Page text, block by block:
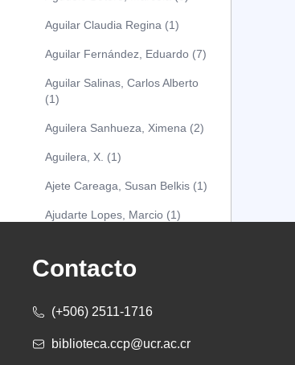
Aguilar Claudia Regina (1)
Aguilar Fernández, Eduardo (7)
Aguilar Salinas, Carlos Alberto
(1)
Aguilera Sanhueza, Ximena (2)
Aguilera, X. (1)
Ajete Careaga, Susan Belkis (1)
Ajudarte Lopes, Marcio (1)
(1)
Albareda Tiana (1)
Alcócer Alfaro, Diana (1)
Contacto
(+506) 2511-1716
biblioteca.ccp@ucr.ac.cr